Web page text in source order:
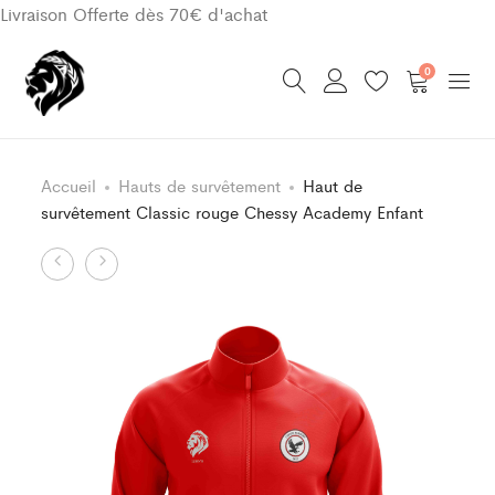
Livraison Offerte dès 70€ d'achat
0
Accueil Hauts de survêtement
Haut de
survêtement Classic rouge Chessy Academy Enfant
Product
Haut
Chessy
Academy
Haut
bleu
FC
Congissois